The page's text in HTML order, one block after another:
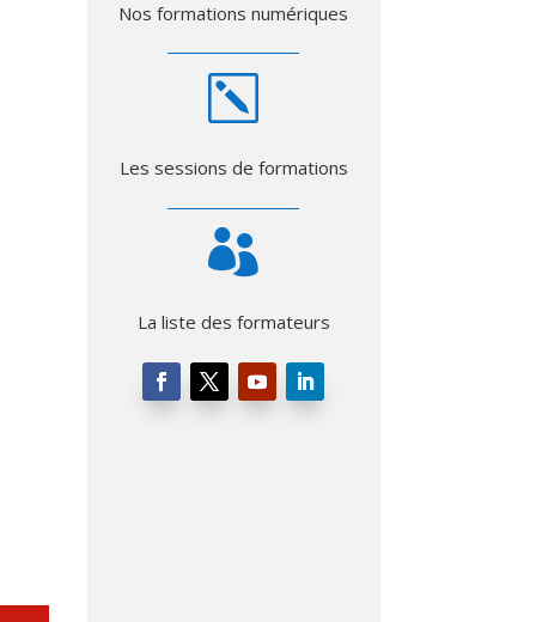
Nos formations numériques
k
Les sessions de formations

La liste des formateurs